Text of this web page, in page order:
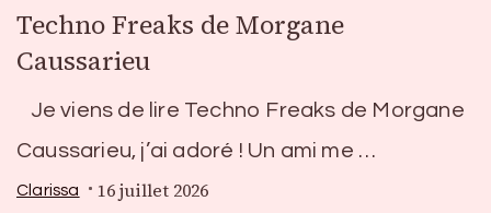
Techno Freaks de Morgane
Caussarieu
Je viens de lire Techno Freaks de Morgane
Caussarieu, j’ai adoré ! Un ami me …
Clarissa 16 juillet 2026